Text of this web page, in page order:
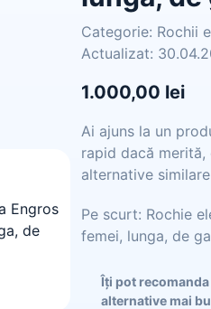
Categorie: Rochii
Actualizat:
1.000,00 lei
Ai ajuns la un
rapid dacă
alternative
Pe scurt: Rochie
femei, lunga, de
Îți pot
alternative mai